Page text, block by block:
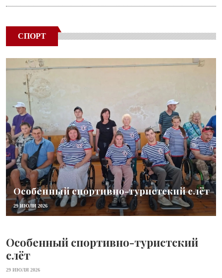
СПОРТ
Особенный спортивно-туристский слёт
29 ИЮЛЯ 2026
Особенный спортивно-туристский
слёт
29 ИЮЛЯ 2026